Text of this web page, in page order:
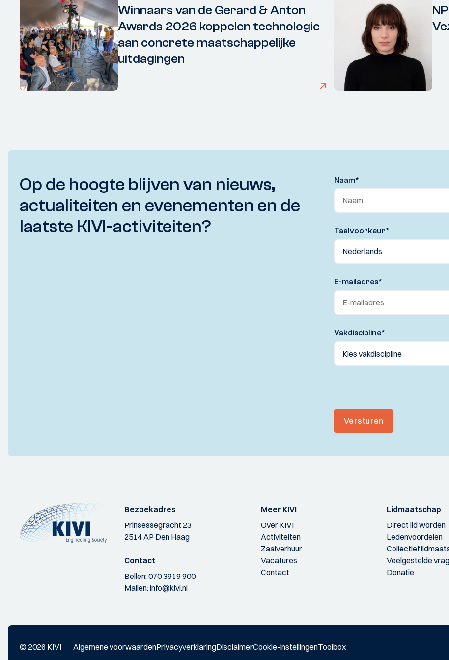
Winnaars van de Gerard & Anton
Awards 2026 koppelen technologie
aan concrete maatschappelijke
uitdagingen
Op de hoogte blijven van nieuws,
actualiteiten en evenementen en de
laatste KIVI-activiteiten?
Naam*
Taalvoorkeur*
E-mailadres*
Vakdiscipline*
Versturen
Bezoekadres
Prinsessegracht 23
2514 AP Den Haag
Contact
Bellen:070 3919 900
Mailen:info@kivi.nl
Meer KIVI
Over KIVI
Activiteiten
Zaalverhuur
Vacatures
Contact
Lidmaatschap
Direct lid worden
Ledenvoordelen
Collectief
Veelgestelde
Donatie
© 2026 KIVI Algemene voorwaardenPrivacyverklaringDisclaimerCookie-instellingenToolbox